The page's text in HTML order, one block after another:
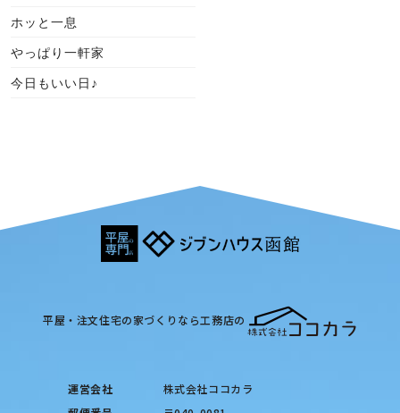
ホッと一息
やっぱり一軒家
今日もいい日♪
平屋・注文住宅の家づくりなら工務店の
運営会社
株式会社ココカラ